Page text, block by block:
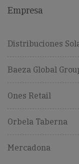
Empresa
Distribuciones
Baeza Global
Ones Retail
Orbela Taberna
Mercadona